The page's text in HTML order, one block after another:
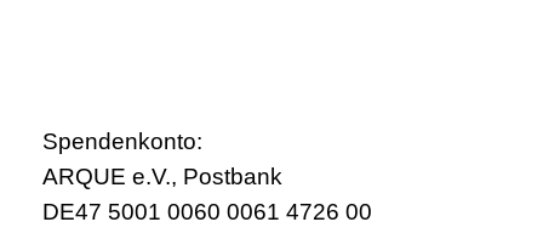
Spendenkonto:
ARQUE e.V., Postbank
DE47 5001 0060 0061 4726 00